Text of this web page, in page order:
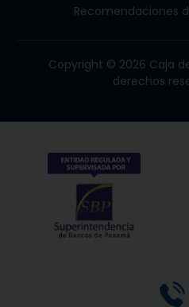
Recomendaciones
Copyright © 2026 Caja
derechos